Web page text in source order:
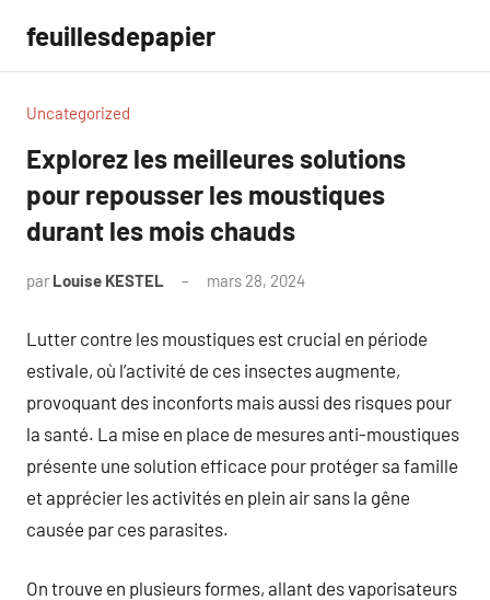
contenu
feuillesdepapier
Uncategorized
Explorez les meilleures solutions
pour repousser les moustiques
durant les mois chauds
par Louise KESTEL mars 28, 2024
Lutter contre les moustiques est crucial en période
estivale, où l’activité de ces insectes augmente,
provoquant des inconforts mais aussi des risques pour
la santé. La mise en place de mesures anti-moustiques
présente une solution efficace pour protéger sa famille
et apprécier les activités en plein air sans la gêne
causée par ces parasites.
On trouve en plusieurs formes, allant des vaporisateurs